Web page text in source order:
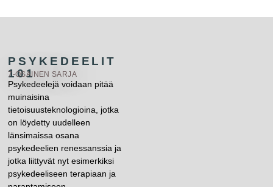
PSYKEDEELIT
101
7-OSAINEN SARJA
Psykedeelejä voidaan pitää
muinaisina
tietoisuusteknologioina, jotka
on löydetty uudelleen
länsimaissa osana
psykedeelien renessanssia ja
jotka liittyvät nyt esimerkiksi
psykedeeliseen terapiaan ja